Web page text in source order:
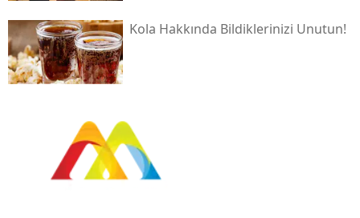
Kola Hakkında Bildiklerinizi Unutun!